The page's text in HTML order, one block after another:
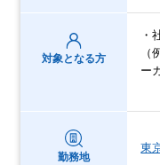
対象となる方
・
ー
勤務地
東